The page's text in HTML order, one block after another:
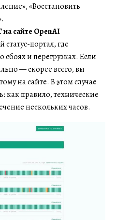
«Восстановить
на сайте OpenAI
портал, где
и перегрузках. Если
— скорее всего, вы
на сайте. В этом случае
как правило, технические
нескольких часов.